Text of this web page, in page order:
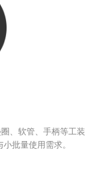
、软管、手柄等工装
批量使用需求。